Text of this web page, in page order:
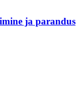
ja parandus